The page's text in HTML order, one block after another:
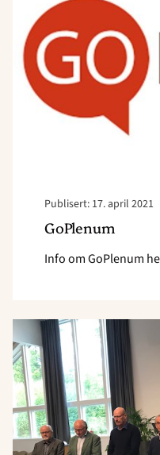
Publisert: 17. april 2021
GoPlenum
Info om GoPlenum